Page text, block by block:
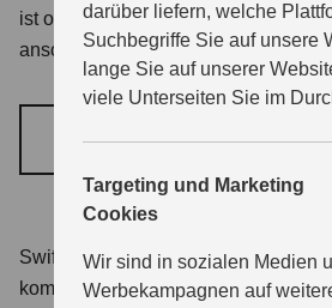
darüber liefern, welche
Suchbegriffe Sie auf unsere
lange Sie auf unserer
viele Unterseiten Sie im
Targeting und Marketing
Cookies
Wir sind in sozialen Medien
Werbekampagnen auf
ist optimal. Wir haben das passende
ansonsten schnell zur Hand.
JETZT TERMIN
Swift 1.2 DUALJET HYBRID Club
kombinierter Energieverbrauch 4,4 l/